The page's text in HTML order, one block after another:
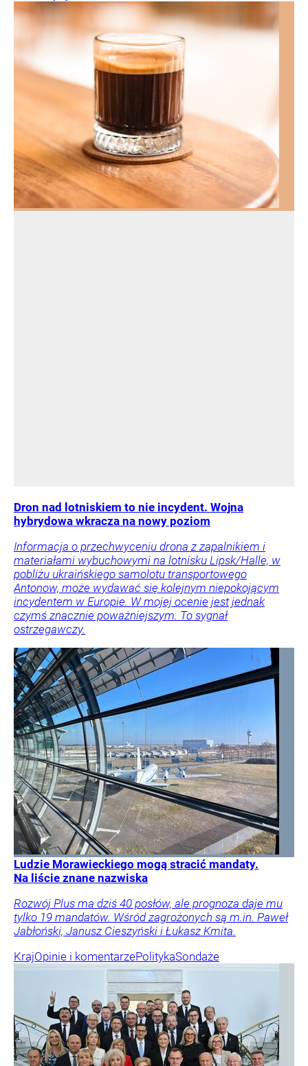
Dron nad lotniskiem to nie incydent. Wojna
hybrydowa wkracza na nowy poziom
Informacja o przechwyceniu drona z zapalnikiem i
materiałami wybuchowymi na lotnisku Lipsk/Halle, w
pobliżu ukraińskiego samolotu transportowego
Antonow, może wydawać się kolejnym niepokojącym
incydentem w Europie. W mojej ocenie jest jednak
czymś znacznie poważniejszym. To sygnał
ostrzegawczy.
Ludzie Morawieckiego mogą stracić mandaty.
Na liście znane nazwiska
Rozwój Plus ma dziś 40 posłów, ale prognoza daje mu
tylko 19 mandatów. Wśród zagrożonych są m.in. Paweł
Jabłoński, Janusz Cieszyński i Łukasz Kmita.
KrajOpinie i komentarzePolitykaSondaże